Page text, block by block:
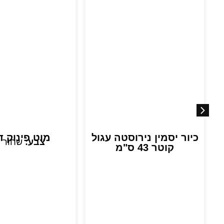
כיור יסמין נירוסטה עגול
קוטר 43 ס"מ
מוט פינוק
צבע: